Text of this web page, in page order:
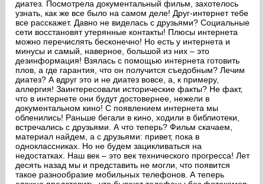
диатез. Посмотрела документальный фильм, захотелось
узнать, как же все было на самом деле! Друг-интернет тебе
все расскажет. Давно не виделась с друзьями? Социальные
сети восстановят утерянные контакты! Плюсы интернета
можно перечислять бесконечно! Но есть у интернета и
минусы и самый, наверное, большой из них – это
дезинформация! Взялась с помощью интернета готовить
плов, а где гарантия, что он получится съедобным? Лечим
диатез? А вдруг это и не диатез вовсе, а, к примеру,
аллергия! Заинтересовали исторические факты? Не факт,
что в интернете они будут достовернее, нежели в
документальном кино! С появлением интернета мы
обленились! Раньше бегали в кино, ходили в библиотеки,
встречались с друзьями. А что теперь? Фильм скачаем,
материал найдем, а с друзьями: привет, пока в
одноклассниках. Но не будем зацикливаться на
недостатках. Наш век – это век технического прогресса! Лет
десять назад мы и представить не могли, что появится
такое разнообразие мобильных телефонов. А теперь